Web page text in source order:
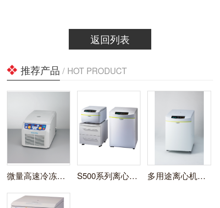
返回列表
推荐产品 / HOT PRODUCT
微量高速冷冻离心机3520 S500系列离心机S500T/S500FR 多用途离心机S700FR/S700TR/S700T